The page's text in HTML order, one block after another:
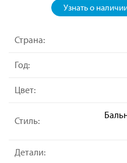
Узнать о
Страна:
Год:
Цвет:
Стиль:
Детали: